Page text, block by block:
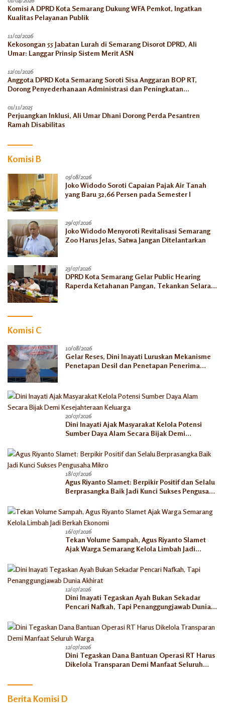
Komisi A DPRD Kota Semarang Dukung WFA Pemkot, Ingatkan
Kualitas Pelayanan Publik
11/02/2026
Kekosongan 55 Jabatan Lurah di Semarang Disorot DPRD, Ali
Umar: Langgar Prinsip Sistem Merit ASN
12/01/2026
Anggota DPRD Kota Semarang Soroti Sisa Anggaran BOP RT,
Dorong Penyederhanaan Administrasi dan Peningkatan
01/11/2025
Perjuangkan Inklusi, Ali Umar Dhani Dorong Perda Pesantren
Ramah Disabilitas
Komisi B
05/08/2026
Joko Widodo Soroti Capaian Pajak Air Tanah
yang Baru 32,66 Persen pada Semester I
29/07/2026
Joko Widodo Menyoroti Revitalisasi Semarang
Zoo Harus Jelas, Satwa Jangan Ditelantarkan
23/07/2026
DPRD Kota Semarang Gelar Public Hearing
Raperda Ketahanan Pangan, Tekankan Selaras
Komisi C
10/08/2026
Gelar Reses, Dini Inayati Luruskan Mekanisme
Penetapan Desil dan Penetapan Penerima
20/07/2026
Dini Inayati Ajak Masyarakat Kelola Potensi
Sumber Daya Alam Secara Bijak Demi
18/07/2026
Agus Riyanto Slamet: Berpikir Positif dan Selalu
Berprasangka Baik Jadi Kunci Sukses Pengusaha
16/07/2026
Tekan Volume Sampah, Agus Riyanto Slamet
Ajak Warga Semarang Kelola Limbah Jadi
12/07/2026
Dini Inayati Tegaskan Ayah Bukan Sekadar
Pencari Nafkah, Tapi Penanggungjawab Dunia
12/07/2026
Dini Tegaskan Dana Bantuan Operasi RT Harus
Dikelola Transparan Demi Manfaat Seluruh
Berita Komisi D